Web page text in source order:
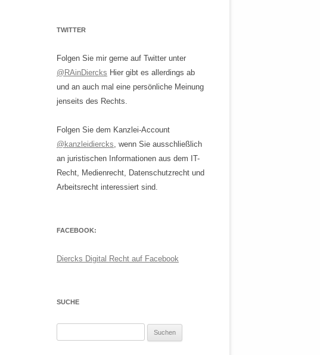
TWITTER
Folgen Sie mir gerne auf Twitter unter
@RAinDiercks Hier gibt es allerdings ab
und an auch mal eine persönliche Meinung
jenseits des Rechts.
Folgen Sie dem Kanzlei-Account
@kanzleidiercks, wenn Sie ausschließlich
an juristischen Informationen aus dem IT-
Recht, Medienrecht, Datenschutzrecht und
Arbeitsrecht interessiert sind.
FACEBOOK:
Diercks Digital Recht auf Facebook
SUCHE